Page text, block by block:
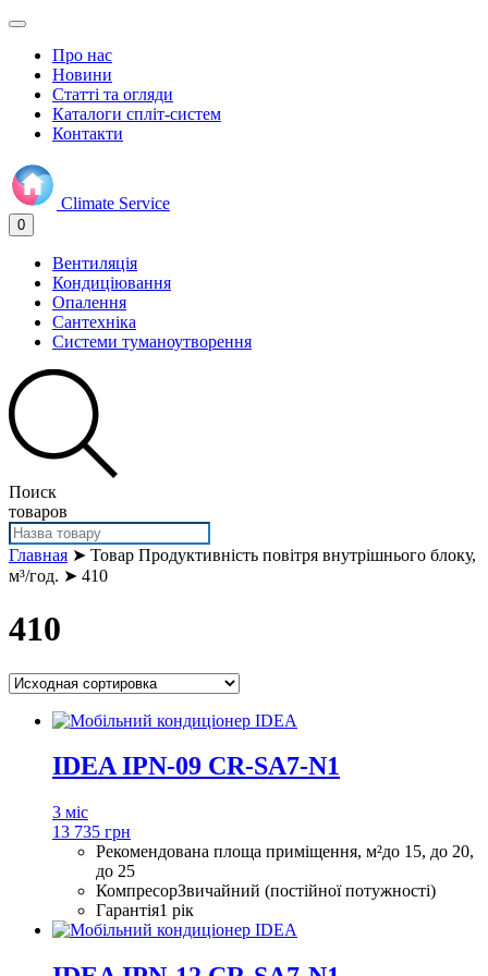
Про нас
Новини
Статті та огляди
Каталоги спліт-систем
Контакти
Climate Service
0
Вентиляція
Кондиціювання
Опалення
Сантехніка
Системи туманоутворення
Поиск
товаров
Главная ➤ Товар Продуктивність повітря внутрішнього блоку,
м³/год. ➤ 410
410
IDEA IPN-09 CR-SA7-N1
3 міс
13 735 грн
Рекомендована площа приміщення, м²до 15, до 20,
до 25
КомпресорЗвичайний (постійної потужності)
Гарантія1 рік